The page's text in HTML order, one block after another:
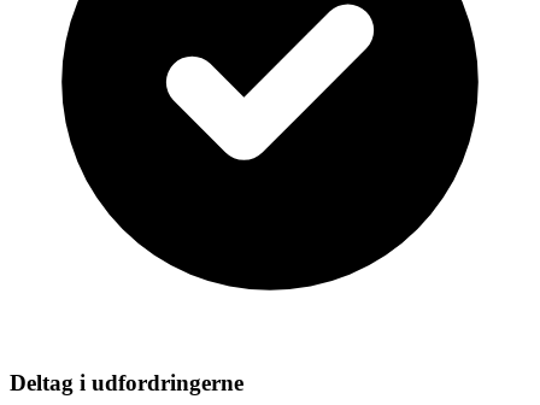
Deltag i udfordringerne